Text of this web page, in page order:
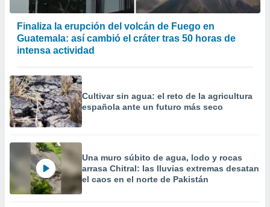
Finaliza la erupción del volcán de Fuego en
Guatemala: así cambió el cráter tras 50 horas de
intensa actividad
Cultivar sin agua: el reto de la agricultura
española ante un futuro más seco
Una muro súbito de agua, lodo y rocas
arrasa Chitral: las lluvias extremas desatan
el caos en el norte de Pakistán